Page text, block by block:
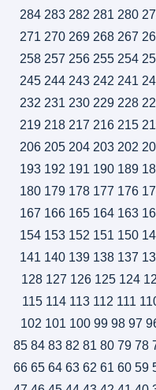
284 283 282 281 280
271 270 269 268 267
258 257 256 255 254
245 244 243 242 241
232 231 230 229 228
219 218 217 216 215
206 205 204 203 202
193 192 191 190 189
180 179 178 177 176
167 166 165 164 163
154 153 152 151 150
141 140 139 138 137
128 127 126 125 124
115 114 113 112 111
102 101 100 99 98 97
85 84 83 82 81 80 79 78
66 65 64 63 62 61 60 59